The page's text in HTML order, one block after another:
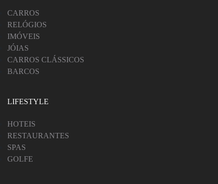
CARROS
RELÓGIOS
IMÓVEIS
JÓIAS
CARROS CLÁSSICOS
BARCOS
LIFESTYLE
HOTEIS
RESTAURANTES
SPAS
GOLFE